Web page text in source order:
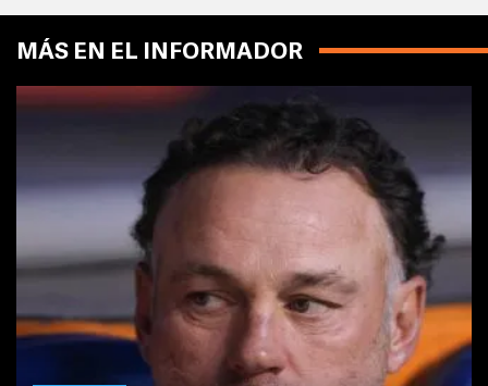
MÁS EN EL INFORMADOR